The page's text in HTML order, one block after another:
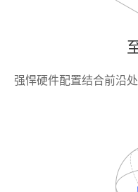
强悍硬件配置结合前沿